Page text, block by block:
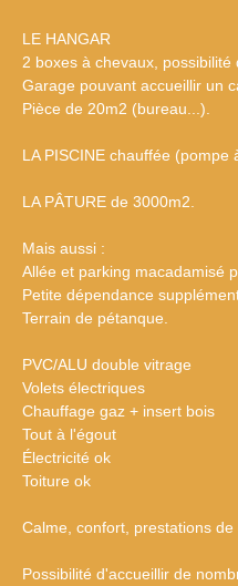
LE HANGAR
2 boxes à chevaux,
Garage pouvant accueillir un
Pièce de 20m2 (bureau...).
LA PISCINE chauffée (pompe
LA PÂTURE de 3000m2.
Mais aussi :
Allée et parking macadamisé
Petite dépendance
Terrain de pétanque.
PVC/ALU double vitrage
Volets électriques
Chauffage gaz + insert bois
Tout à l'égout
Électricité ok
Toiture ok
Calme, confort, prestations de
Possibilité d'accueillir de